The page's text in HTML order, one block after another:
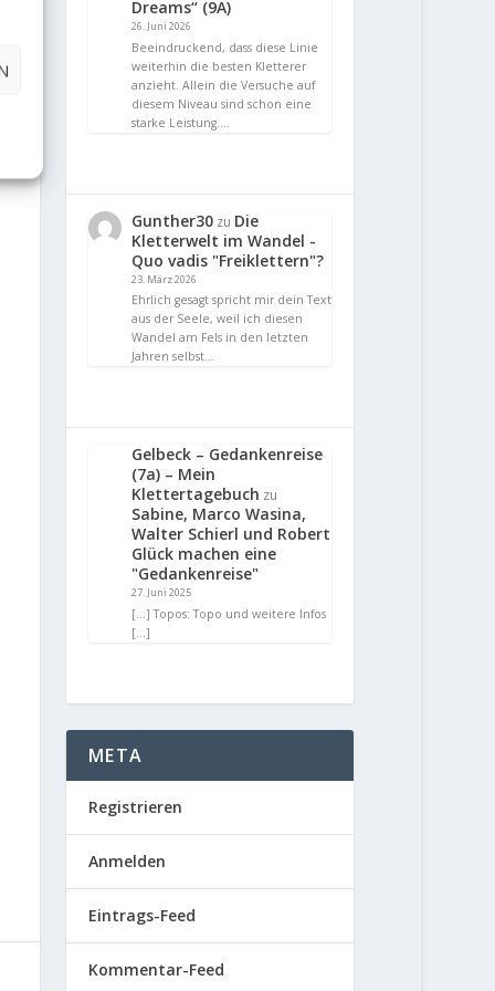
Dreams“ (9A)
26. Juni 2026
Beeindruckend, dass diese Linie
weiterhin die besten Kletterer
anzieht. Allein die Versuche auf
diesem Niveau sind schon eine
starke Leistung.…
Gunther30 zu Die
Kletterwelt im Wandel -
Quo vadis "Freiklettern"?
23. März 2026
Ehrlich gesagt spricht mir dein Text
aus der Seele, weil ich diesen
Wandel am Fels in den letzten
Jahren selbst…
Gelbeck – Gedankenreise
(7a) – Mein
Klettertagebuch zu
Sabine, Marco Wasina,
Walter Schierl und Robert
Glück machen eine
"Gedankenreise"
27. Juni 2025
[…] Topos: Topo und weitere Infos
[…]
META
Registrieren
Anmelden
Eintrags-Feed
Kommentar-Feed